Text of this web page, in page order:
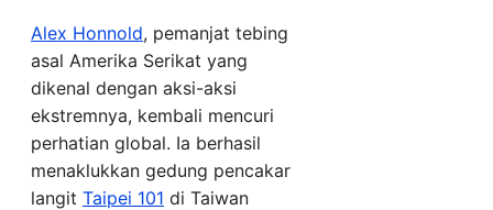
Alex Honnold, pemanjat tebing
asal Amerika Serikat yang
dikenal dengan aksi-aksi
ekstremnya, kembali mencuri
perhatian global. Ia berhasil
menaklukkan gedung pencakar
langit Taipei 101 di Taiwan